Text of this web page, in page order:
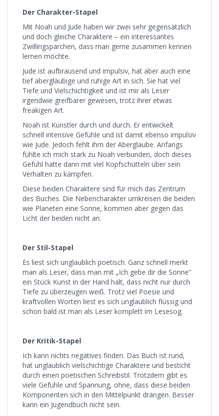
Der Charakter-Stapel
Mit Noah und Jude haben wir zwei sehr gegensätzlich
und doch gleiche Charaktere – ein interessantes
Zwillingspärchen, dass man gerne zusammen kennen
lernen möchte.
Jude ist aufbrausend und impulsiv, hat aber auch eine
tief abergläubige und ruhige Art in sich. Sie hat viel
Tiefe und Vielschichtigkeit und ist mir als Leser
irgendwie greifbarer gewesen, trotz ihrer etwas
freakigen Art.
Noah ist Künstler durch und durch. Er entwickelt
schnell intensive Gefühle und ist damit ebenso impulsiv
wie Jude. Jedoch fehlt ihm der Aberglaube. Anfangs
fühlte ich mich stark zu Noah verbunden, doch dieses
Gefühl hatte dann mit viel Kopfschütteln über sein
Verhalten zu kämpfen.
Diese beiden Charaktere sind für mich das Zentrum
des Buches. Die Nebencharakter umkreisen die beiden
wie Planeten eine Sonne, kommen aber gegen das
Licht der beiden nicht an.
Der Stil-Stapel
Es liest sich unglaublich poetisch. Ganz schnell merkt
man als Leser, dass man mit „Ich gebe dir die Sonne“
ein Stück Kunst in der Hand hält, dass nicht nur durch
Tiefe zu überzeugen weiß. Trotz viel Poesie und
kraftvollen Worten liest es sich unglaublich flüssig und
schon bald ist man als Leser komplett im Lesesog.
Der Kritik-Stapel
Ich kann nichts negatives finden. Das Buch ist rund,
hat unglaublich vielschichtige Charaktere und besticht
durch einen poetischen Schreibstil. Trotzdem gibt es
viele Gefühle und Spannung, ohne, dass diese beiden
Komponenten sich in den Mittelpunkt drängen. Besser
kann ein Jugendbuch nicht sein.